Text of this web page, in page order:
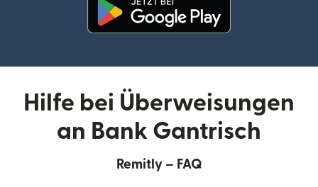
Hilfe bei Überweisungen
an Bank Gantrisch
Remitly – FAQ